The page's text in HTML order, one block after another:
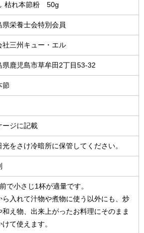
枯れ本節粉 50g
県栄養士会特別会員
社三州キュー・エル
県鹿児島市草牟田2丁目53-32
節
ージに記載
光をさけ冷暗所に保管してください。
で小さじ1杯が適量です。
ら入れて汁物や煮物に使う以外にも、炒
和え物、出来上がったお料理にそのまま
て使えます。